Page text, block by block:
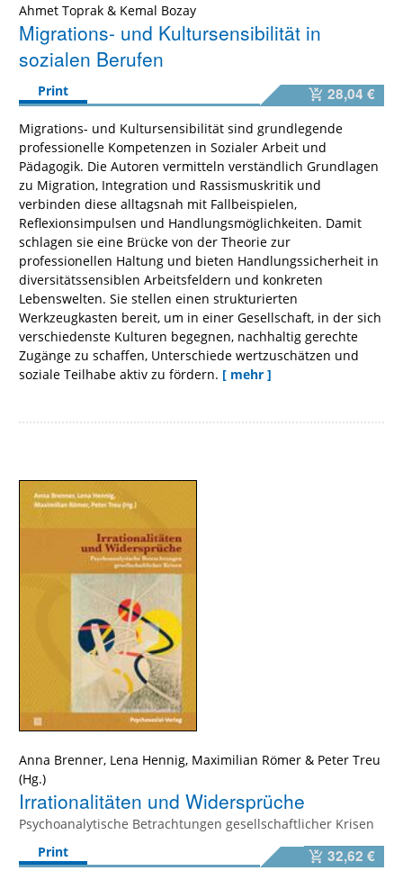
Ahmet Toprak & Kemal Bozay
Migrations- und Kultursensibilität in
sozialen Berufen
Print 28,04 €
Migrations- und Kultursensibilität sind grundlegende
professionelle Kompetenzen in Sozialer Arbeit und
Pädagogik. Die Autoren vermitteln verständlich Grundlagen
zu Migration, Integration und Rassismuskritik und
verbinden diese alltagsnah mit Fallbeispielen,
Reflexionsimpulsen und Handlungsmöglichkeiten. Damit
schlagen sie eine Brücke von der Theorie zur
professionellen Haltung und bieten Handlungssicherheit in
diversitätssensiblen Arbeitsfeldern und konkreten
Lebenswelten. Sie stellen einen strukturierten
Werkzeugkasten bereit, um in einer Gesellschaft, in der sich
verschiedenste Kulturen begegnen, nachhaltig gerechte
Zugänge zu schaffen, Unterschiede wertzuschätzen und
soziale Teilhabe aktiv zu fördern. [ mehr ]
Anna Brenner, Lena Hennig, Maximilian Römer & Peter Treu
Irrationalitäten und Widersprüche
Psychoanalytische Betrachtungen gesellschaftlicher Krisen
Print
32,62 €